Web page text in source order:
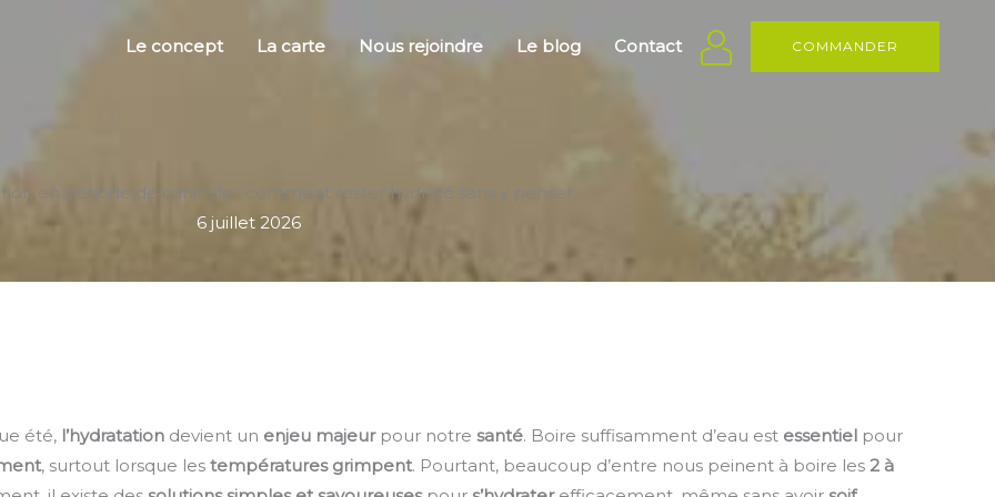
Le concept La carte Nous rejoindre Le blog Contact COMMANDER
en période de canicule : comment rester hydraté sans y penser
6 juillet 2026
été, l’hydratation devient un enjeu majeur pour notre santé. Boire suffisamment d’eau est essentiel pour
, surtout lorsque les températures grimpent. Pourtant, beaucoup d’entre nous peinent à boire les 2 à